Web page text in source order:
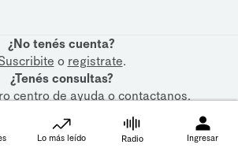
¿No tenés cuenta?
o registrate.
¿Tenés consultas?
centro de ayudaocontactanos.
Lo más leído Radio Ingresar